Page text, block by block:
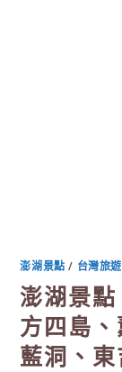
澎湖景點 / 台灣旅遊
澎湖景
方四島
藍洞、東